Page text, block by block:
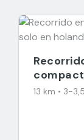
13 km • 3-